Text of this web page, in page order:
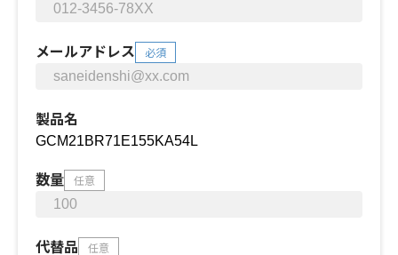
メールアドレス 必須
製品名
数量 任意
代替品 任意